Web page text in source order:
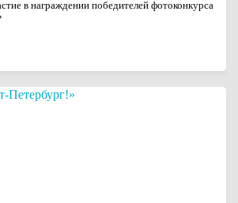
в награждении победителей фотоконкурса